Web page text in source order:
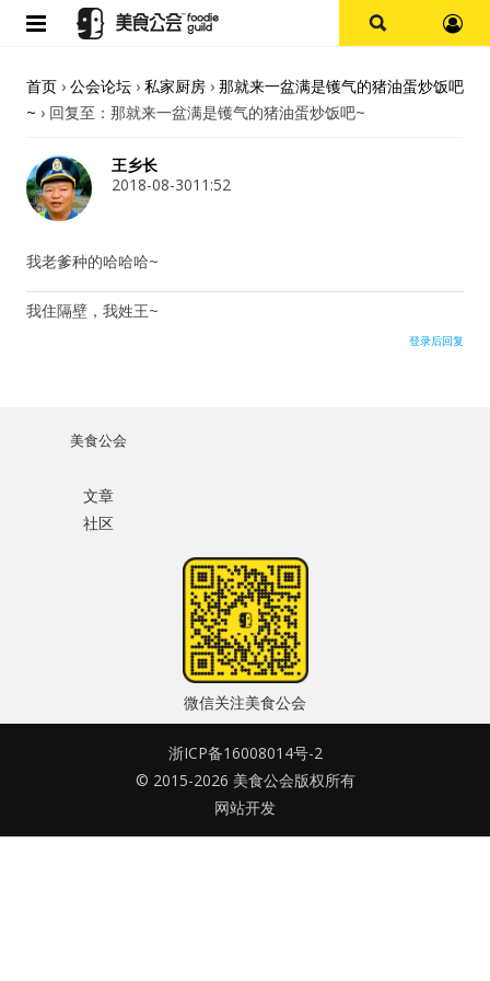
记住我的登录状态
没帐号？注册一个
首页
探店报告
上海
公会活动
信息发布
悬赏测评
首页 › 公会论坛 › 私家厨房 › 那就来一盆满是镬气的猪油蛋炒饭吧
~ › 回复至：那就来一盆满是镬气的猪油蛋炒饭吧~
王乡长
2018-08-3011:52
我老爹种的哈哈哈~
我住隔壁，我姓王~
登录后回复
美食公会
文章
社区
微信关注美食公会
浙ICP备16008014号-2
© 2015-2026 美食公会版权所有
网站开发